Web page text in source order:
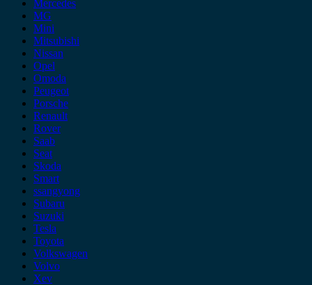
Mercedes
MG
Mini
Mitsubishi
Nissan
Opel
Omoda
Peugeot
Porsche
Renault
Rover
Saab
Seat
Skoda
Smart
ssangyong
Subaru
Suzuki
Tesla
Toyota
Volkswagen
Volvo
Xev